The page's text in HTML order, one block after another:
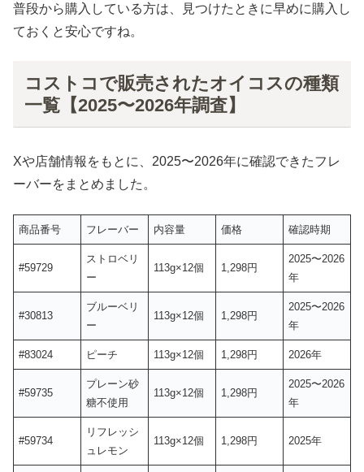
普段から購入している方は、見つけたときに早めに購入し
ておくと安心ですね。
コストコで販売されたオイコスの種類
一覧【2025〜2026年調査】
Xや店舗情報をもとに、2025〜2026年に確認できたフレ
ーバーをまとめました。
商品番号 フレーバー 内容量 価格 確認時期
#59729
ストロベリ
ー
113g×12個 1,298円
2025〜2026
年
#30813
ブルーベリ
ー
113g×12個 1,298円
2025〜2026
年
#83024 ピーチ 113g×12個 1,298円 2026年
#59735
プレーン砂
糖不使用
113g×12個 1,298円
2025〜2026
年
#59734
リフレッシ
ュレモン
113g×12個 1,298円 2025年